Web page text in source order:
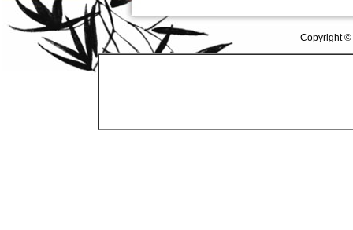
Copyright ©